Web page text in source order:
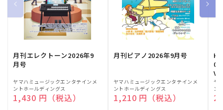
月刊エレクトーン2026年9
月号
販
売
元:
ヤマハミュージックエンタテインメ
ントホールディングス
通常価格
1,430 円（税込）
月刊ピアノ2026年9月号
販
売
元:
ヤマハミュージックエンタテインメ
ントホールディングス
通常価格
1,210 円（税込）
販
売
元:
ヤ
ン